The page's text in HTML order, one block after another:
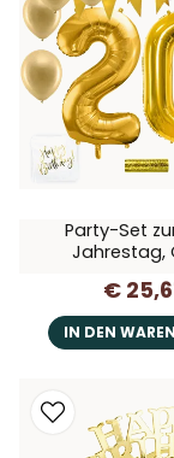
zu bestellen
Party-Set
Jahrestag,
€
IN DEN